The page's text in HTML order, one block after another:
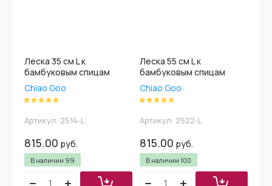
Леска 35 см L к
бамбуковым спицам
Chiao Goo
Артикул: 2514-L
В наличии 99
815.00 руб.
Леска 55 см L к
бамбуковым спицам
Chiao Goo
Артикул: 2522-L
В наличии 100
815.00 руб.